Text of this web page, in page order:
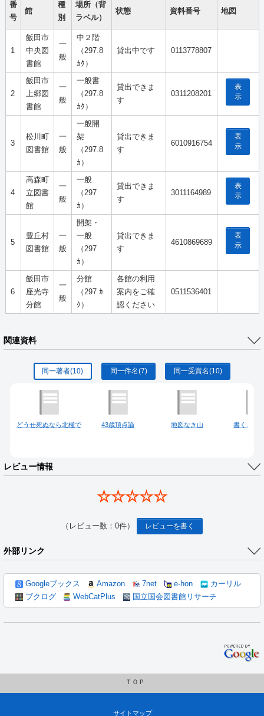
番
号
館
種
別
場所（背
ラベル）
状態 資料番号 地図
1
飯田市
中央図
書館
一
般
中２階
（297.8
ｶｸ）
貸出中です 0113778807
2
飯田市
上郷図
書館
一
般
一般書
（297.8
ｶｸ）
貸出できま
す
0311208201
表
示
3
松川町
図書館
一
般
一般開
架
（297.8
ｶ）
貸出できま
す
6010916754
表
示
4
高森町
立図書
館
一
般
一般
（297
ｶ）
貸出できま
す
3011164989
表
示
5
豊丘村
図書館
一
般
開架・
一般
（297
ｶ）
貸出できま
す
4610869689
表
示
6
飯田市
座光寺
分館
一
般
分館
（297 ｶ
ｸ）
各館の利用
案内をご確
認ください
0511536401
関連資料
同一著者(10) 同一件名(7) 同一受賞名(10)
どうせ死ぬなら北極で 43歳頂点論 地図なき山 書くこと
レビュー情報
☆☆☆☆☆
（レビュー数：0件） レビューを書く
外部リンク
Googleブックス Amazon 7net e-hon
カーリル
ブクログ
WebCatPlus 国立国会図書館リサーチ
ＴＯＰ
サイトマップ